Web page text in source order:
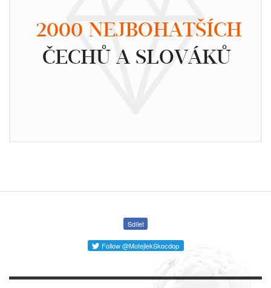
2000 NEJBOHATŠÍCH
ČECHŮ A SLOVÁKŮ
Sdílet
Follow @MotejlekSkocdop